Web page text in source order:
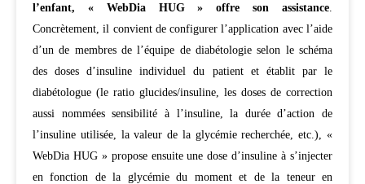
l’enfant, « WebDia HUG » offre son assistance
Concrètement, il convient de configurer l’application avec l’aide
d’un de membres de l’équipe de diabétologie selon le schéma
des doses d’insuline individuel du patient et établit par le
diabétologue (le ratio glucides/­insuline, les doses de correction
aussi nommées sensibilité à l’insuline, la durée d’action de
l’insuline utilisée, la valeur de la glycémie recherchée, etc.), «
WebDia HUG » propose ensuite une dose d’insuline à s’injecter
en fonction de la glycémie du moment et de la teneur en